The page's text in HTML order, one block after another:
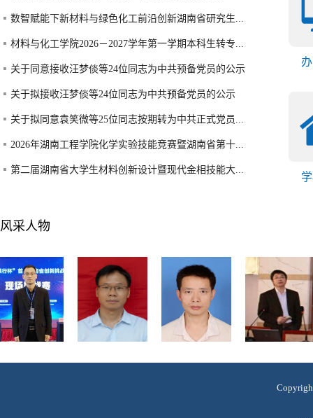
数智赋能下新材料与绿色化工前沿创新湖南省研究生...
材料与化工学院2026－2027学年第一学期本科生转专...
关于同意接收汪梦倓等24位同志为中共预备党员的公示
关于拟接收汪梦倓等24位同志为中共预备党员的公示
关于拟同意袁笑微等25位同志按期转为中共正式党员...
2026年湖南工程学院化学实验技能竞赛暨湖南省第十...
第二届湖南省大学生材料创新设计暨现代金相技能大...
风采人物